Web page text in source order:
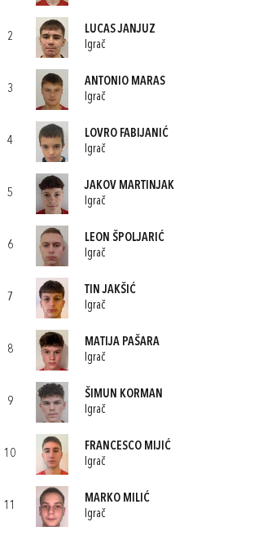
2
LUCAS JANJUZ
Igrač
3
ANTONIO MARAS
Igrač
4
LOVRO FABIJANIĆ
Igrač
5
JAKOV MARTINJAK
Igrač
6
LEON ŠPOLJARIĆ
Igrač
7
TIN JAKŠIĆ
Igrač
8
MATIJA PAŠARA
Igrač
9
ŠIMUN KORMAN
Igrač
10
FRANCESCO MIJIĆ
Igrač
11
MARKO MILIĆ
Igrač